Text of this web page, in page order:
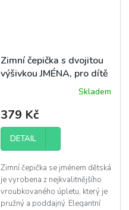
Zimní čepička s dvojitou
výšivkou JMÉNA, pro dítě
produktu
je
5,0
z
hvězdiček.
Skladem
379 Kč
DETAIL
Zimní čepička se jménem dětská
je vyrobena z nejkvalitnějšího
vroubkovaného úpletu, který je
pružný a poddajný. Elegantní